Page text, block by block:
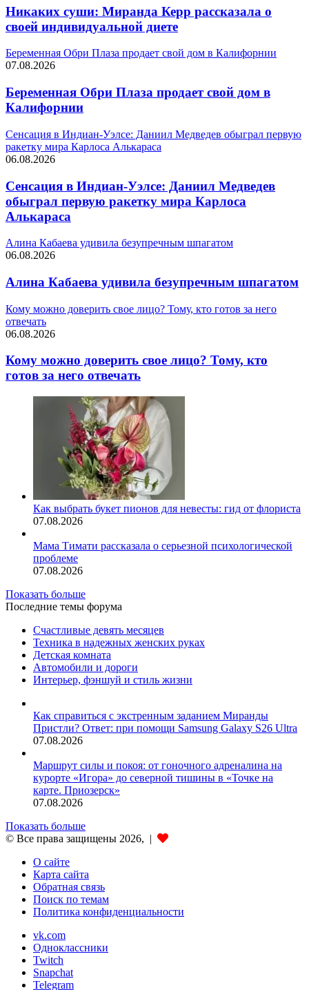
Никаких суши: Миранда Керр рассказала о
своей индивидуальной диете
Беременная Обри Плаза продает свой дом в Калифорнии
07.08.2026
Беременная Обри Плаза продает свой дом в
Калифорнии
Сенсация в Индиан‑Уэлсе: Даниил Медведев обыграл первую
ракетку мира Карлоса Алькараса
06.08.2026
Сенсация в Индиан‑Уэлсе: Даниил Медведев
обыграл первую ракетку мира Карлоса
Алькараса
Алина Кабаева удивила безупречным шпагатом
06.08.2026
Алина Кабаева удивила безупречным шпагатом
Кому можно доверить свое лицо? Тому, кто готов за него
отвечать
06.08.2026
Кому можно доверить свое лицо? Тому, кто
готов за него отвечать
Как выбрать букет пионов для невесты: гид от флориста
07.08.2026
Мама Тимати рассказала о серьезной психологической
проблеме
07.08.2026
Показать больше
Последние темы форума
Счастливые девять месяцев
Техника в надежных женских руках
Детская комната
Автомобили и дороги
Интерьер, фэншуй и стиль жизни
Как справиться с экстренным заданием Миранды
Пристли? Ответ: при помощи Samsung Galaxy S26 Ultra
07.08.2026
Маршрут силы и покоя: от гоночного адреналина на
курорте «Игора» до северной тишины в «Точке на
карте. Приозерск»
07.08.2026
Показать больше
© Все права защищены 2026, |
О сайте
Карта сайта
Обратная связь
Поиск по темам
Политика конфиденциальности
vk.com
Одноклассники
Twitch
Snapchat
Telegram